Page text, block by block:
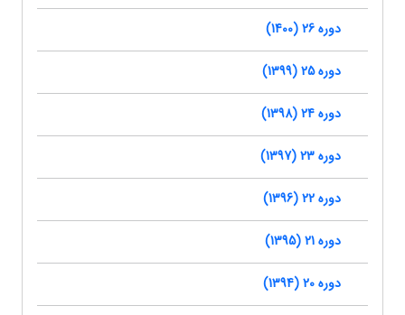
دوره 26 (1400)
دوره 25 (1399)
دوره 24 (1398)
دوره 23 (1397)
دوره 22 (1396)
دوره 21 (1395)
دوره 20 (1394)